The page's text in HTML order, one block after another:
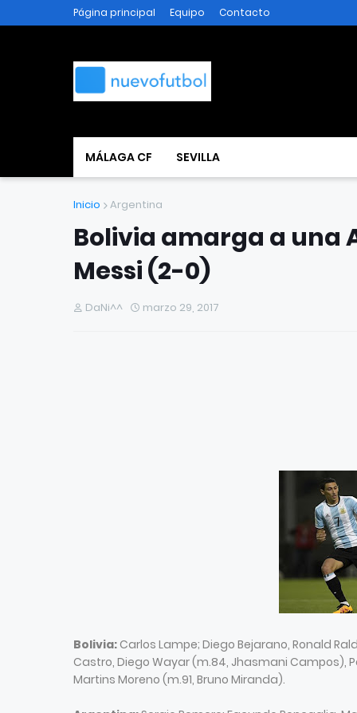
Página principal Equipo Contacto
MÁLAGA CF SEVILLA
Inicio Argentina
Bolivia amarga a una
Messi (2-0)
DaNi^^ marzo 29, 2017
Bolivia: Carlos Lampe; Diego Bejarano, Ronald
Castro, Diego Wayar (m.84, Jhasmani Campos),
Martins Moreno (m.91, Bruno Miranda).